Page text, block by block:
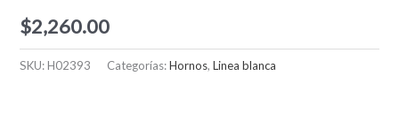
$2,260.00
SKU:H02393 Categorías:Hornos,Linea blanca